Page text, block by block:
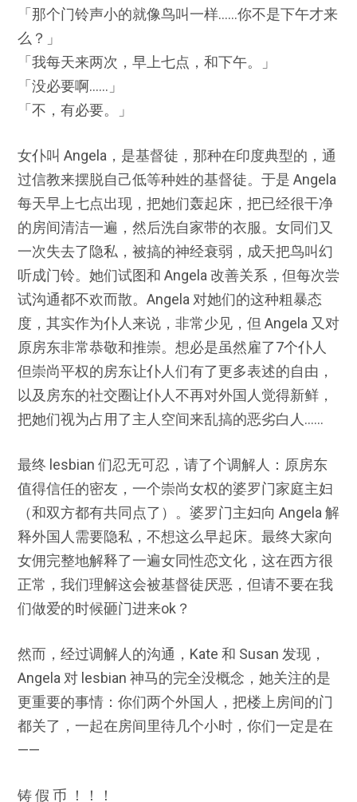
「那个门铃声小的就像鸟叫一样……你不是下午才来
么？」
「我每天来两次，早上七点，和下午。」
「没必要啊……」
「不，有必要。」
女仆叫 Angela，是基督徒，那种在印度典型的，通
过信教来摆脱自己低等种姓的基督徒。于是 Angela
每天早上七点出现，把她们轰起床，把已经很干净
的房间清洁一遍，然后洗自家带的衣服。女同们又
一次失去了隐私，被搞的神经衰弱，成天把鸟叫幻
听成门铃。她们试图和 Angela 改善关系，但每次尝
试沟通都不欢而散。Angela 对她们的这种粗暴态
度，其实作为仆人来说，非常少见，但 Angela 又对
原房东非常恭敬和推崇。想必是虽然雇了7个仆人
但崇尚平权的房东让仆人们有了更多表述的自由，
以及房东的社交圈让仆人不再对外国人觉得新鲜，
把她们视为占用了主人空间来乱搞的恶劣白人……
最终 lesbian 们忍无可忍，请了个调解人：原房东
值得信任的密友，一个崇尚女权的婆罗门家庭主妇
（和双方都有共同点了）。婆罗门主妇向 Angela 解
释外国人需要隐私，不想这么早起床。最终大家向
女佣完整地解释了一遍女同性恋文化，这在西方很
正常，我们理解这会被基督徒厌恶，但请不要在我
们做爱的时候砸门进来ok？
然而，经过调解人的沟通，Kate 和 Susan 发现，
Angela 对 lesbian 神马的完全没概念，她关注的是
更重要的事情：你们两个外国人，把楼上房间的门
都关了，一起在房间里待几个小时，你们一定是在
——
铸 假 币 ！！！